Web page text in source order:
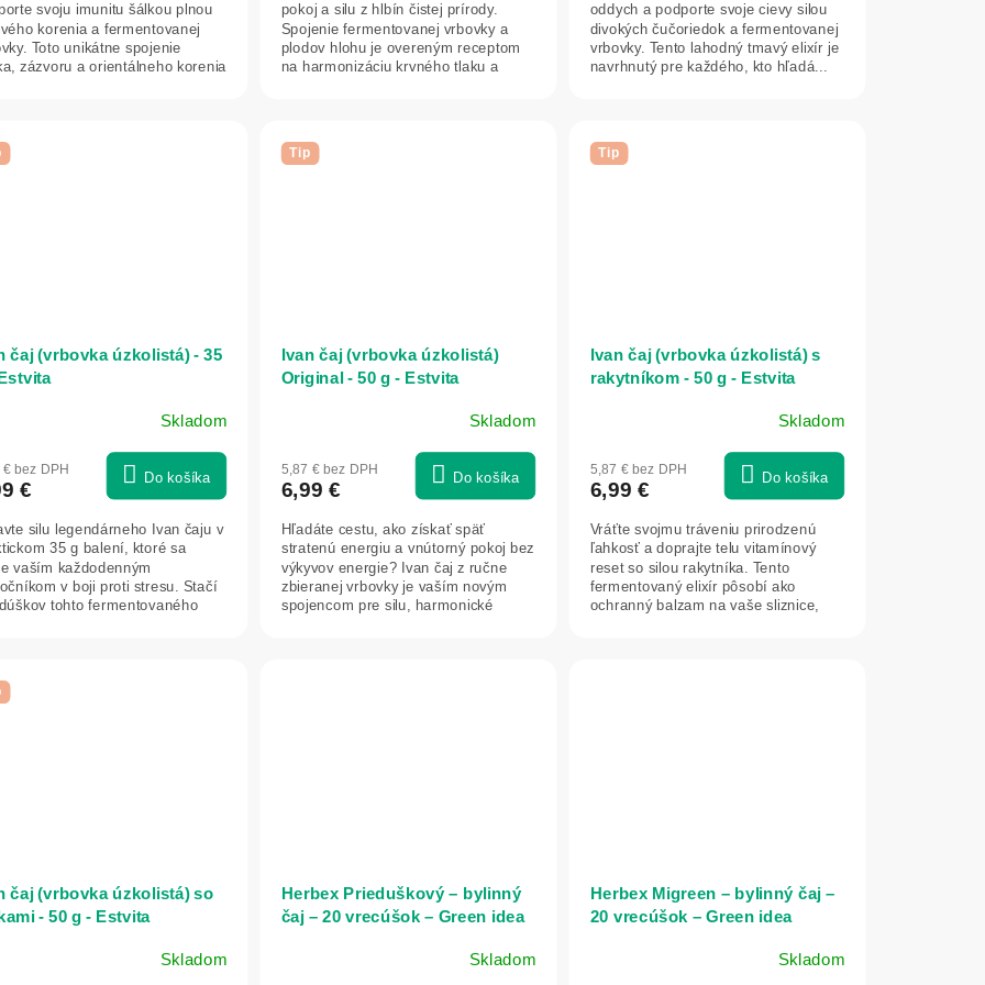
svoju imunitu šálkou plnou
korenia a fermentovanej
Toto unikátne spojenie
zázvoru a orientálneho korenia
pokoj a silu z hlbín čistej prírody.
Spojenie fermentovanej vrbovky a
plodov hlohu je overeným receptom
na harmonizáciu krvného tlaku a
oddych a podporte svoje cievy silou
divokých čučoriedok a fermentovanej
vrbovky. Tento lahodný tmavý elixír je
navrhnutý pre každého, kto hľadá...
čaj (vrbovka úzkolistá) - 35
Skladom
bez DPH
€
Do košíka
silu legendárneho Ivan čaju v
35 g balení, ktoré sa
vaším každodenným
v boji proti stresu. Stačí
tohto fermentovaného
Tip
Ivan čaj (vrbovka úzkolistá)
Original - 50 g - Estvita
Skladom
5,87 € bez DPH
6,99 €
Do košíka
Hľadáte cestu, ako získať späť
stratenú energiu a vnútorný pokoj bez
výkyvov energie? Ivan čaj z ručne
zbieranej vrbovky je vaším novým
spojencom pre silu, harmonické
Tip
Ivan čaj (vrbovka úzkolistá) s
rakytníkom - 50 g - Estvita
produktu
je
z
5
hviezdičiek.
Skladom
5,87 € bez DPH
6,99 €
Do košíka
Vráťte svojmu tráveniu prirodzenú
ľahkosť a doprajte telu vitamínový
reset so silou rakytníka. Tento
fermentovaný elixír pôsobí ako
ochranný balzam na vaše sliznice,
čaj (vrbovka úzkolistá) so
- 50 g - Estvita
Skladom
Herbex Prieduškový – bylinný
čaj – 20 vrecúšok – Green idea
Skladom
Herbex Migreen – bylinný čaj –
20 vrecúšok – Green idea
Skladom